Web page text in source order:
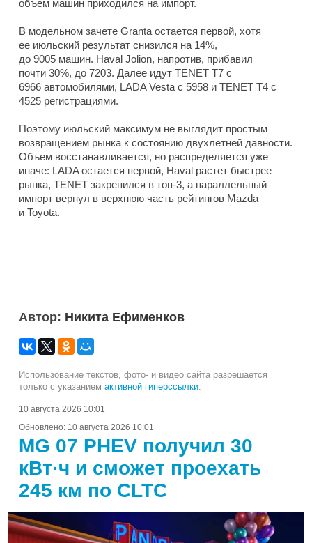
объем машин приходился на импорт.
В модельном зачете Granta остается первой, хотя
ее июльский результат снизился на 14%,
до 9005 машин. Haval Jolion, напротив, прибавил
почти 30%, до 7203. Далее идут TENET T7 с
6966 автомобилями, LADA Vesta с 5958 и TENET T4 с
4525 регистрациями.
Поэтому июльский максимум не выглядит простым
возвращением рынка к состоянию двухлетней давности.
Объем восстанавливается, но распределяется уже
иначе: LADA остается первой, Haval растет быстрее
рынка, TENET закрепился в топ-3, а параллельный
импорт вернул в верхнюю часть рейтингов Mazda
и Toyota.
Автор: Никита Ефименков
Использование текстов, фото- и видео сайта разрешается
только с указанием активной гиперссылки.
10 августа 2026 10:01
Обновлено: 10 августа 2026 10:01
MG 07 PHEV получил 30
кВт·ч и сможет проехать
245 км по CLTC